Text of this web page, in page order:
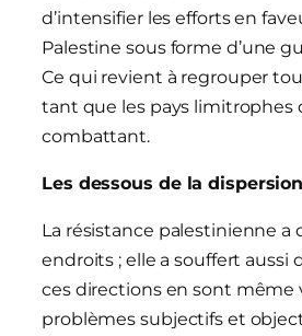
d’intensifier les efforts en
Palestine sous forme d’une
Ce qui revient à regrouper
tant que les pays limitrophes
combattant.
Les dessous de la
La résistance palestinienne
endroits ; elle a souffert aussi
ces directions en sont même
problèmes subjectifs et